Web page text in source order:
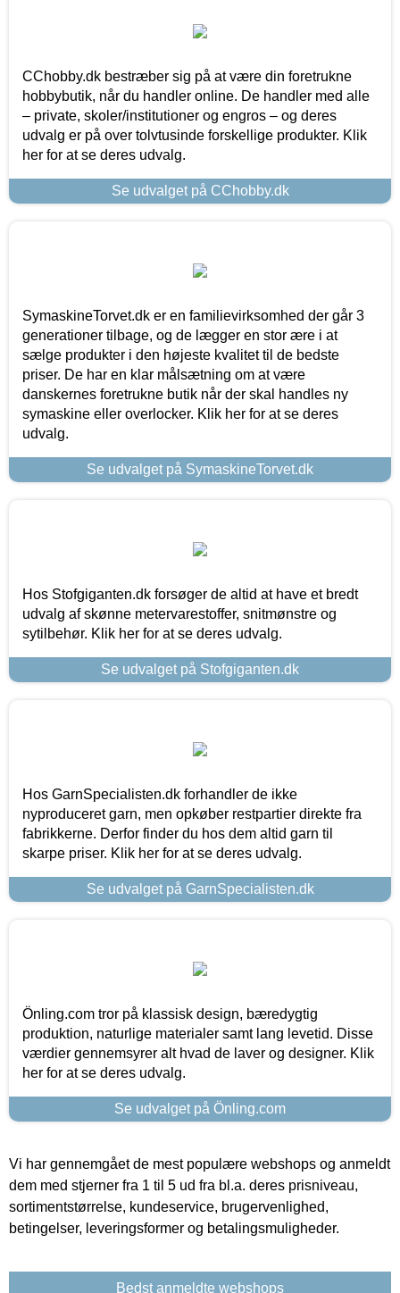
CChobby.dk bestræber sig på at være din foretrukne
hobbybutik, når du handler online. De handler med alle
– private, skoler/institutioner og engros – og deres
udvalg er på over tolvtusinde forskellige produkter. Klik
her for at se deres udvalg.
Se udvalget på CChobby.dk
SymaskineTorvet.dk er en familievirksomhed der går 3
generationer tilbage, og de lægger en stor ære i at
sælge produkter i den højeste kvalitet til de bedste
priser. De har en klar målsætning om at være
danskernes foretrukne butik når der skal handles ny
symaskine eller overlocker. Klik her for at se deres
udvalg.
Se udvalget på SymaskineTorvet.dk
Hos Stofgiganten.dk forsøger de altid at have et bredt
udvalg af skønne metervarestoffer, snitmønstre og
sytilbehør. Klik her for at se deres udvalg.
Se udvalget på Stofgiganten.dk
Hos GarnSpecialisten.dk forhandler de ikke
nyproduceret garn, men opkøber restpartier direkte fra
fabrikkerne. Derfor finder du hos dem altid garn til
skarpe priser. Klik her for at se deres udvalg.
Se udvalget på GarnSpecialisten.dk
Önling.com tror på klassisk design, bæredygtig
produktion, naturlige materialer samt lang levetid. Disse
værdier gennemsyrer alt hvad de laver og designer. Klik
her for at se deres udvalg.
Se udvalget på Önling.com
Vi har gennemgået de mest populære webshops og anmeldt
dem med stjerner fra 1 til 5 ud fra bl.a. deres prisniveau,
sortimentstørrelse, kundeservice, brugervenlighed,
betingelser, leveringsformer og betalingsmuligheder.
Bedst anmeldte webshops